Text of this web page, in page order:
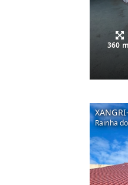
360
Rainha